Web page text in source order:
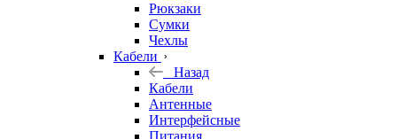
Рюкзаки
Сумки
Чехлы
Кабели
Назад
Кабели
Антенные
Интерфейсные
Питания